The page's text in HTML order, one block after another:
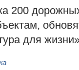
200
для